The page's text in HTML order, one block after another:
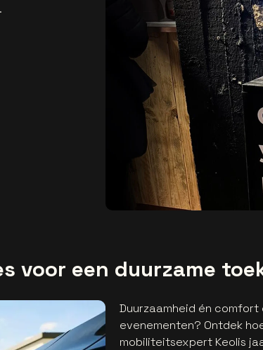
voor een duurzame
Duurzaamheid én
evenementen? Ontdek
mobiliteitsexpert Keolis